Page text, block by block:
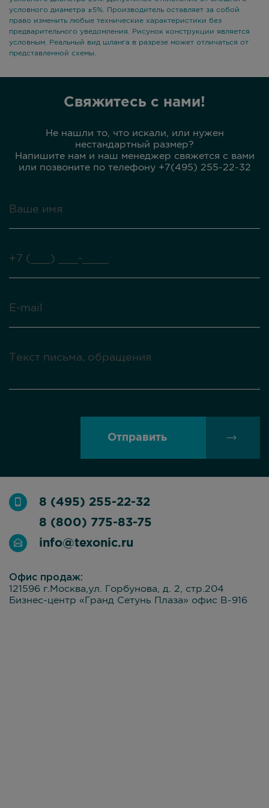
условного диаметра ±5%. Производитель оставляет за собой
право изменить любые технические характеристики без
предварительного уведомления. Рисунок конструкции является
условным. Реальный вид шланга в разрезе может отличаться от
представленной схемы.
Свяжитесь с нами!
Не нашли то, что искали, или нужен
нестандартный размер?
Напишите нам и наш менеджер свяжется с вами
или позвоните по телефону +7(495) 255-22-32
Отправить
8 (495) 255-22-32
8 (800) 775-83-75
info@texonic.ru
Офис продаж:
121596 г.Москва,ул. Горбунова, д. 2, стр.204
Бизнес-центр «Гранд Сетунь Плаза» офис В-916